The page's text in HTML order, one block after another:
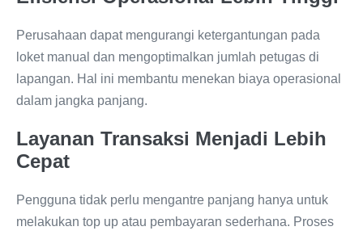
Perusahaan dapat mengurangi ketergantungan pada
loket manual dan mengoptimalkan jumlah petugas di
lapangan. Hal ini membantu menekan biaya operasional
dalam jangka panjang.
Layanan Transaksi Menjadi Lebih
Cepat
Pengguna tidak perlu mengantre panjang hanya untuk
melakukan top up atau pembayaran sederhana. Proses